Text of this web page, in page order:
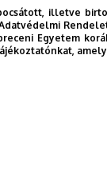
illetve
Egyetem